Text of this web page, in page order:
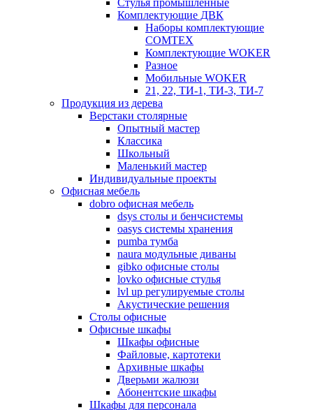
Стулья промышленные
Комплектующие ДВК
Наборы комплектующие
COMTEX
Комплектующие WOKER
Разное
Мобильные WOKER
21, 22, ТИ-1, ТИ-3, ТИ-7
Продукция из дерева
Верстаки столярные
Опытный мастер
Классика
Школьный
Маленький мастер
Индивидуальные проекты
Офисная мебель
dobro офисная мебель
dsys столы и бенчсистемы
oasys системы хранения
pumba тумба
naura модульные диваны
gibko офисные столы
lovko офисные стулья
lvl up регулируемые столы
Акустические решения
Столы офисные
Офисные шкафы
Шкафы офисные
Файловые, картотеки
Архивные шкафы
Дверьми жалюзи
Абонентские шкафы
Шкафы для персонала